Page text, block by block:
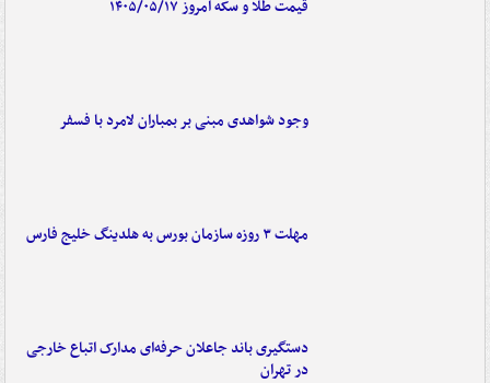
قیمت طلا و سکه امروز ۱۴۰۵/۰۵/۱۷
وجود شواهدی مبنی بر بمباران لامرد با فسفر
مهلت ۳ روزه سازمان بورس به هلدینگ خلیج فارس
دستگیری باند جاعلان حرفه‌ای مدارک اتباع خارجی
در تهران